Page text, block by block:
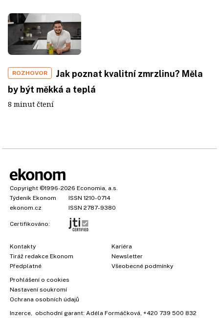
ROZHOVOR
Jak poznat kvalitní zmrzlinu? Měla
by být měkká a teplá
8 minut čtení
Copyright ©1996-2026 Economia, a.s.
Týdeník Ekonom
ISSN 1210-0714
ekonom.cz
ISSN 2787-9380
Certifikováno:
Kontakty
Tiráž redakce Ekonom
Předplatné
Kariéra
Newsletter
Všeobecné podmínky
Prohlášení o cookies
Nastavení soukromí
Ochrana osobních údajů
Inzerce , obchodní garant: Adéla Formáčková +420 739 500 832